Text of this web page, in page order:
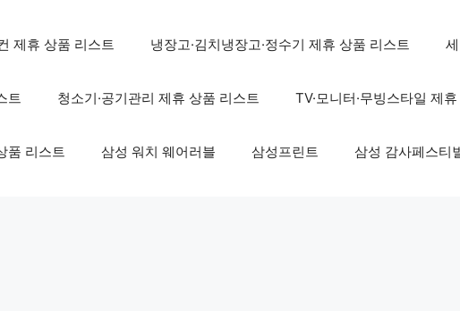
제휴 상품 리스트 냉장고·김치냉장고·정수기 제휴 상품 리스트
트 청소기·공기관리 제휴 상품 리스트 TV·모니터·무빙스타일 제
품 리스트 삼성 워치 웨어러블 삼성프린트 삼성 감사페스티